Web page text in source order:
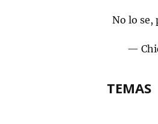
No lo se,
—
TEMAS